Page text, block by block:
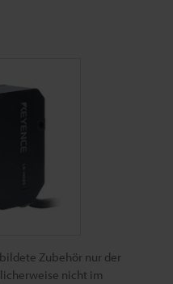
Zubehör nur der
nicht im